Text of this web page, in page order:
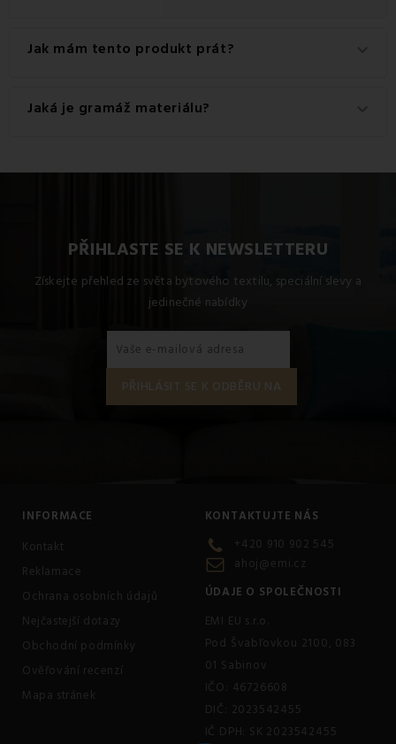
Jak mám tento produkt prát?
Pro dosažení nejlepších výsledků doporučujeme tento
produkt prát na 60 °C.
Jaká je gramáž materiálu?
PŘIHLASTE SE K NEWSLETTERU
Získejte přehled ze světa bytového textilu, speciální slevy a
jedinečné nabídky
INFORMACE
Kontakt
Reklamace
Ochrana osobních údajů
Nejčastejší dotazy
Obchodní podmínky
Ověřování recenzí
Mapa stránek
KONTAKTUJTE NÁS
+420 910 902 545
ahoj@emi.cz
ÚDAJE O SPOLEČNOSTI
EMI EU s.r.o.
Pod Švabľovkou 2100, 083
01 Sabinov
IČO: 46726608
DIČ: 2023542455
IČ DPH: SK 2023542455